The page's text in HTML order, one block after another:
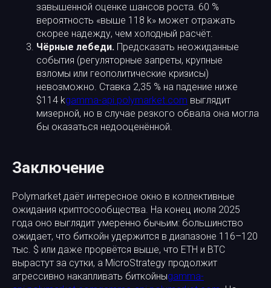
завышенной оценке шансов роста. 60 %
вероятность «выше 118 k» может отражать
скорее надежду, чем холодный расчёт.
Чёрные лебеди. Предсказать неожиданные
события (регуляторные запреты, крупные
взломы или геополитические кризисы)
невозможно. Ставка 2,35 % на падение ниже
$114 kgamma-api.polymarket.com выглядит
мизерной, но в случае резкого обвала она могла
бы оказаться недооценённой.
Заключение
Polymarket даёт интересное окно в коллективные
ожидания криптосообщества. На конец июля 2025
года оно выглядит умеренно бычьим: большинство
ожидает, что биткойн удержится в диапазоне 116–120
тыс. $ или даже прорвётся выше, что ETH и BTC
вырастут за сутки, а MicroStrategy продолжит
агрессивно накапливать биткойныgamma-